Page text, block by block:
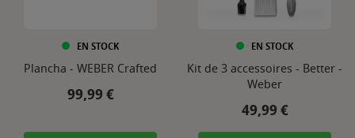
EN STOCK
Plancha - WEBER Crafted
Prix
99,99 €
EN STOCK
Kit de 3 accessoires - Better -
Weber
Prix
49,99 €